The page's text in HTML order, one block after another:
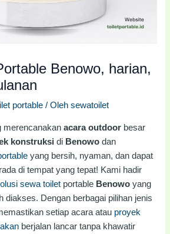
Benowo, harian,
portable / Olehsewatoilet
merencanakanacara outdoor besar
konstruksi di Benowo dan
yang bersih, nyaman, dan dapat
di tempat yang tepat! Kami hadir
sewa toilet portable Benowoyang
diakses. Dengan berbagai pilihan jenis
setiap acara atau proyek
berjalan lancar tanpa khawatir